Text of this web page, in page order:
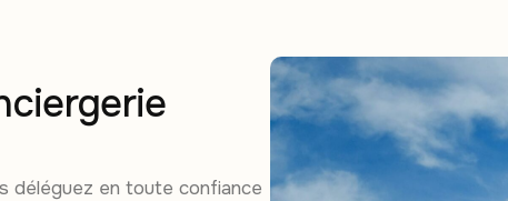
déléguez en toute confiance